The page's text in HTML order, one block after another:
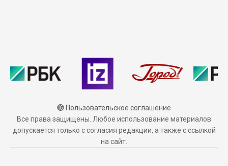
⓰ Пользовательское соглашение
Все права защищены. Любое использование материалов
допускается только с согласия редакции, а также с ссылкой
на сайт.